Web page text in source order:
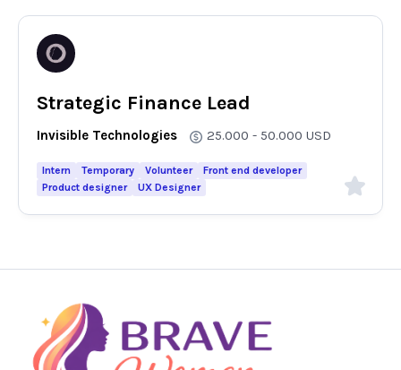
Strategic Finance Lead
Invisible Technologies 25.000 - 50.000 USD
Intern Temporary Volunteer
Front end developer
Product designer
UX Designer